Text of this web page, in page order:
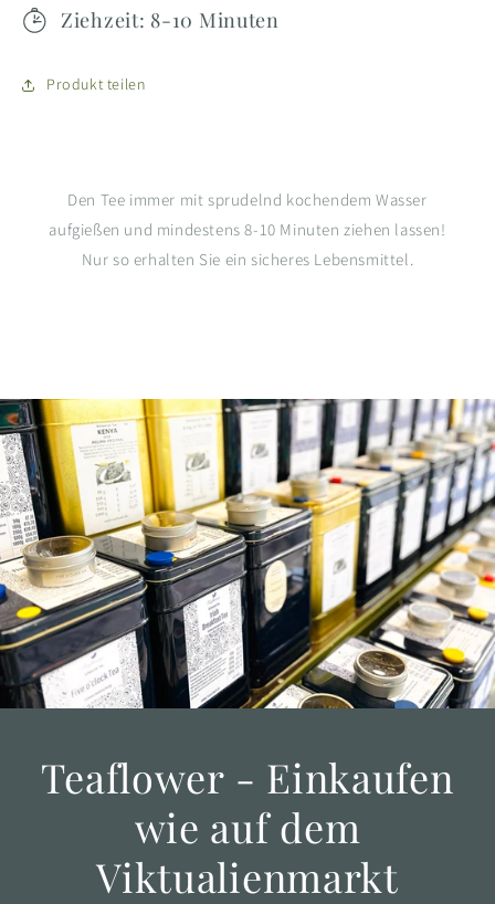
Ziehzeit: 8-10 Minuten
Produkt teilen
Den Tee immer mit sprudelnd kochendem Wasser
aufgießen und mindestens 8-10 Minuten ziehen lassen!
Nur so erhalten Sie ein sicheres Lebensmittel.
Teaflower - Einkaufen
wie auf dem
Viktualienmarkt